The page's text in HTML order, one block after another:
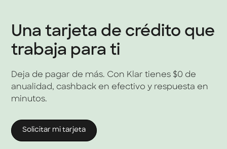
Una tarjeta de crédito que
trabaja para ti
Deja de pagar de más. Con Klar tienes $0 de
anualidad, cashback en efectivo y respuesta en
minutos.
Solicitar mi tarjeta